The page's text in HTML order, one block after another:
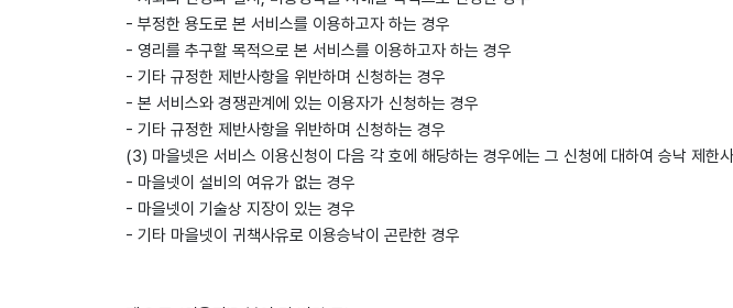
- 부정한 용도로 본 서비스를 이용하고자 하는 경우
- 영리를 추구할 목적으로 본 서비스를 이용하고자 하는 경우
- 기타 규정한 제반사항을 위반하며 신청하는 경우
- 본 서비스와 경쟁관계에 있는 이용자가 신청하는 경우
- 기타 규정한 제반사항을 위반하며 신청하는 경우
(3) 마을넷은 서비스 이용신청이 다음 각 호에 해당하는 경우에는 그 신청에 대하여 승낙 제한
- 마을넷이 설비의 여유가 없는 경우
- 마을넷이 기술상 지장이 있는 경우
- 기타 마을넷이 귀책사유로 이용승낙이 곤란한 경우